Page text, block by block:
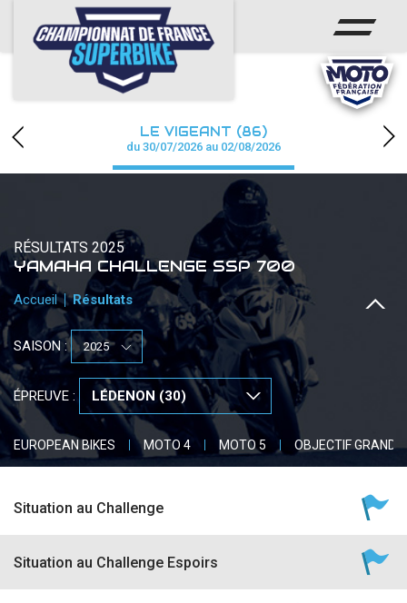
ACCUEIL
CHAMPIONNAT
CALENDRIER
PHOTOS / WEB TV
PARTENAIRES
PRESSE
PRESSE
accéder à la billetterie
LE VIGEANT (86)
du 30/07/2026 au 02/08/2026
RÉSULTATS 2025
YAMAHA CHALLENGE SSP 700
Accueil Résultats
SAISON :
ÉPREUVE :
EUROPEAN BIKES MOTO 4 MOTO 5 OBJECTIF GRAND
Situation au Challenge
Situation au Challenge Espoirs